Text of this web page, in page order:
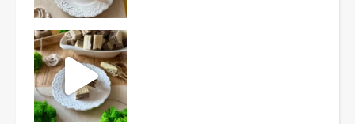
Ten deser to prawdziwy HIT PRL-u! Wafle przełożo